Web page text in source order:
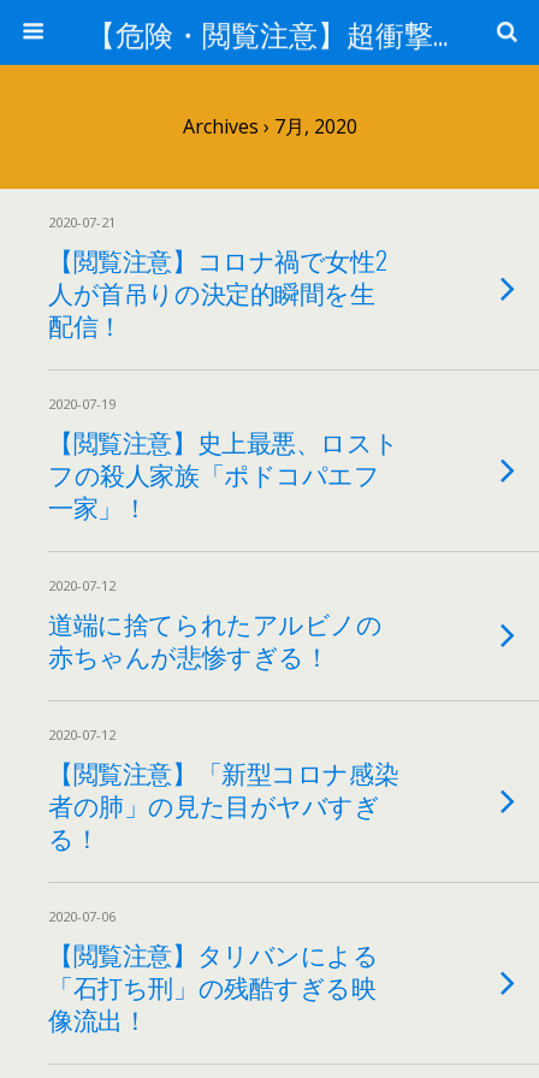
【危険・閲覧注意】超衝撃・超刺激的ニュース
Archives › 7月, 2020
2020-07-21
【閲覧注意】コロナ禍で女性2
人が首吊りの決定的瞬間を生
配信！
2020-07-19
【閲覧注意】史上最悪、ロスト
フの殺人家族「ポドコパエフ
一家」！
2020-07-12
道端に捨てられたアルビノの
赤ちゃんが悲惨すぎる！
2020-07-12
【閲覧注意】「新型コロナ感染
者の肺」の見た目がヤバすぎ
る！
2020-07-06
【閲覧注意】タリバンによる
「石打ち刑」の残酷すぎる映
像流出！